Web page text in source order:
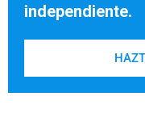
independiente.